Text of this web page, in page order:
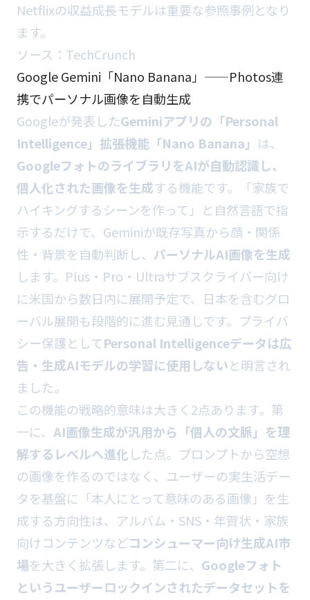
Netflixの収益成長モデルは重要な参照事例となり
ます。
ソース： TechCrunch
Google Gemini「Nano Banana」——Photos連
携でパーソナル画像を自動生成
Googleが発表したGeminiアプリの「Personal
Intelligence」拡張機能「Nano Banana」 は、
GoogleフォトのライブラリをAIが自動認識し、
個人化された画像を生成する機能です。「家族で
ハイキングするシーンを作って」と自然言語で指
示するだけで、Geminiが既存写真から顔・関係
性・背景を自動判断し、 パーソナルAI画像を生成
します。Plus・Pro・Ultraサブスクライバー向け
に米国から数日内に展開予定で、日本を含むグロ
ーバル展開も段階的に進む見通しです。プライバ
シー保護としてPersonal Intelligenceデータは広
告・生成AIモデルの学習に使用しないと明言され
ました。
この機能の戦略的意味は大きく2点あります。第
一に、 AI画像生成が汎用から「個人の文脈」を理
解するレベルへ進化した点。プロンプトから空想
の画像を作るのではなく、ユーザーの実生活デー
タを基盤に「本人にとって意味のある画像」を生
成する方向性は、アルバム・SNS・年賀状・家族
向けコンテンツなどコンシューマー向け生成AI市
場を大きく拡張します。第二に、 Googleフォト
というユーザーロックインされたデータセットを